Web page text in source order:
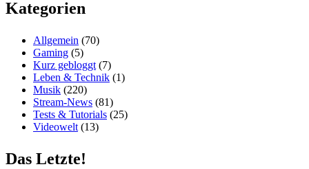
Kategorien
Allgemein (70)
Gaming (5)
Kurz gebloggt (7)
Leben & Technik (1)
Musik (220)
Stream-News (81)
Tests & Tutorials (25)
Videowelt (13)
Das Letzte!